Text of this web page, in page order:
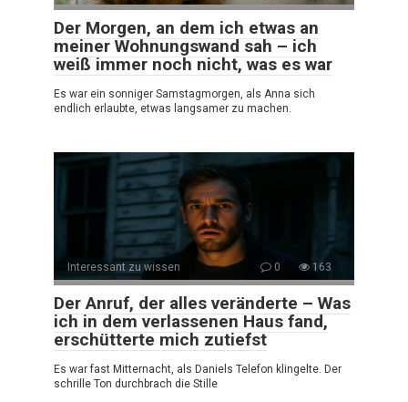
Der Morgen, an dem ich etwas an
meiner Wohnungswand sah – ich
weiß immer noch nicht, was es war
Es war ein sonniger Samstagmorgen, als Anna sich
endlich erlaubte, etwas langsamer zu machen.
Interessant zu wissen 0 163
Der Anruf, der alles veränderte – Was
ich in dem verlassenen Haus fand,
erschütterte mich zutiefst
Es war fast Mitternacht, als Daniels Telefon klingelte. Der
schrille Ton durchbrach die Stille